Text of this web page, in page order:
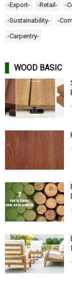
-Export- -Retail- -
-Sustainability- -
-Carpentry-
WOOD BASIC